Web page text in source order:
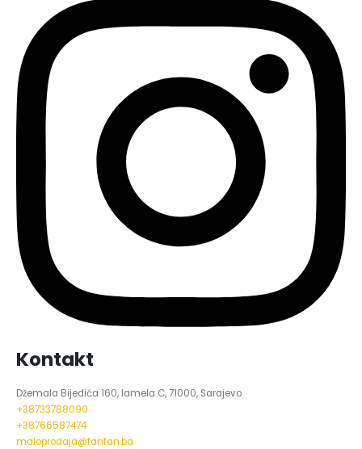
Kontakt
Džemala Bijedića 160, lamela C, 71000, Sarajevo
+38733788090
+38766587474
maloprodaja@fanfan.ba